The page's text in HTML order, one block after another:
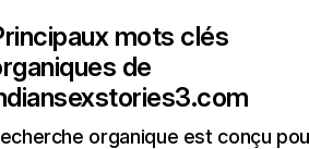
mots clés
de
organique est conçu